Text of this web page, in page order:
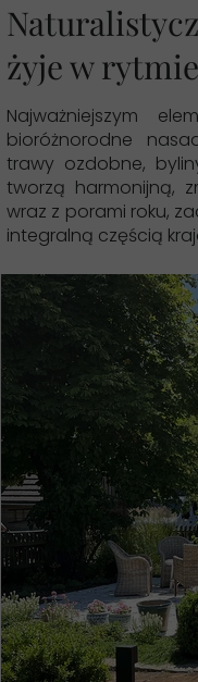
żyje w
Najważniejszym
bioróżnorodne
trawy ozdobne,
tworzą harmonijną,
wraz z porami roku,
integralną częścią